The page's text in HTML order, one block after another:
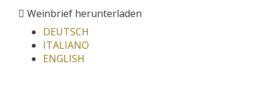
Weinbrief herunterladen
DEUTSCH
ITALIANO
ENGLISH